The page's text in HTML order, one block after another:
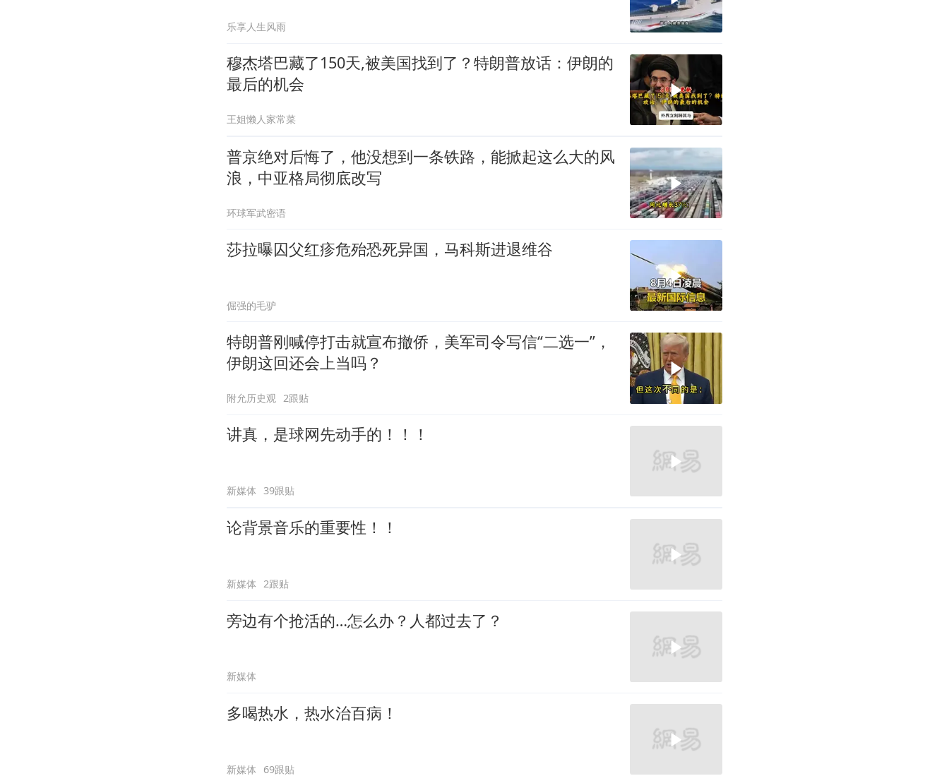
乐享人生风雨
穆杰塔巴藏了150天,被美国找到了？特朗普放话：伊朗的
最后的机会
王姐懒人家常菜
普京绝对后悔了，他没想到一条铁路，能掀起这么大的风
浪，中亚格局彻底改写
环球军武密语
莎拉曝囚父红疹危殆恐死异国，马科斯进退维谷
倔强的毛驴
特朗普刚喊停打击就宣布撤侨，美军司令写信“二选一”，
伊朗这回还会上当吗？
附允历史观 2跟贴
讲真，是球网先动手的！！！
新媒体 39跟贴
论背景音乐的重要性！！
新媒体 2跟贴
旁边有个抢活的…怎么办？人都过去了？
新媒体
多喝热水，热水治百病！
新媒体 69跟贴